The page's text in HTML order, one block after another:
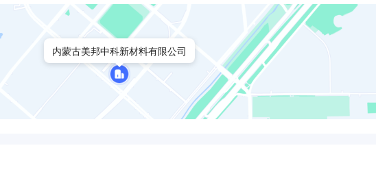
内蒙古美邦中科新材料有限公司